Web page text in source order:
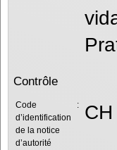
Contrôle
Code
d’identification
de la notice
d’autorité
: